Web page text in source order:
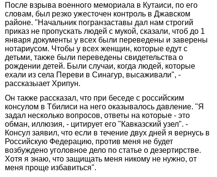
После взрыва военного мемориала в Кутаиси, по его
словам, был резко ужесточен контроль в Джавском
районе. "Начальник погранзаставы дал нам строгий
приказ не пропускать людей с мукой, сказали, чтоб до 1
января документы у всех были переведены и заверены
нотариусом. Чтобы у всех женщин, которые едут с
детьми, также были переведены свидетельства о
рождении детей. Были случаи, когда людей, которые
ехали из села Переви в Синагур, высаживали", -
рассказыает Хрипун.
Он также рассказал, что при беседе с российским
консулом в Тбилиси на него оказывалось давление. "Я
задал несколько вопросов, ответы на которые - это
обман, иллюзия, - цитирует его "Кавказский узел". -
Консул заявил, что если в течение двух дней я вернусь в
Российскую Федерацию, против меня не будет
возбуждено уголовное дело по статье о дезертирстве.
Хотя я знаю, что защищать меня никому не нужно, от
меня проще избавиться".